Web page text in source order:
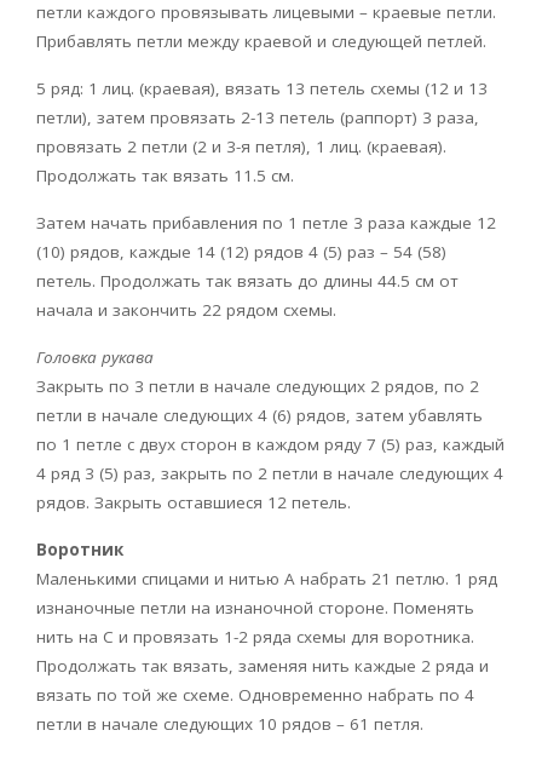
петли каждого провязывать лицевыми – краевые петли.
Прибавлять петли между краевой и следующей петлей.
5 ряд: 1 лиц. (краевая), вязать 13 петель схемы (12 и 13
петли), затем провязать 2-13 петель (раппорт) 3 раза,
провязать 2 петли (2 и 3-я петля), 1 лиц. (краевая).
Продолжать так вязать 11.5 см.
Затем начать прибавления по 1 петле 3 раза каждые 12
(10) рядов, каждые 14 (12) рядов 4 (5) раз – 54 (58)
петель. Продолжать так вязать до длины 44.5 см от
начала и закончить 22 рядом схемы.
Головка рукава
Закрыть по 3 петли в начале следующих 2 рядов, по 2
петли в начале следующих 4 (6) рядов, затем убавлять
по 1 петле с двух сторон в каждом ряду 7 (5) раз, каждый
4 ряд 3 (5) раз, закрыть по 2 петли в начале следующих 4
рядов. Закрыть оставшиеся 12 петель.
Воротник
Маленькими спицами и нитью А набрать 21 петлю. 1 ряд
изнаночные петли на изнаночной стороне. Поменять
нить на С и провязать 1-2 ряда схемы для воротника.
Продолжать так вязать, заменяя нить каждые 2 ряда и
вязать по той же схеме. Одновременно набрать по 4
петли в начале следующих 10 рядов – 61 петля.